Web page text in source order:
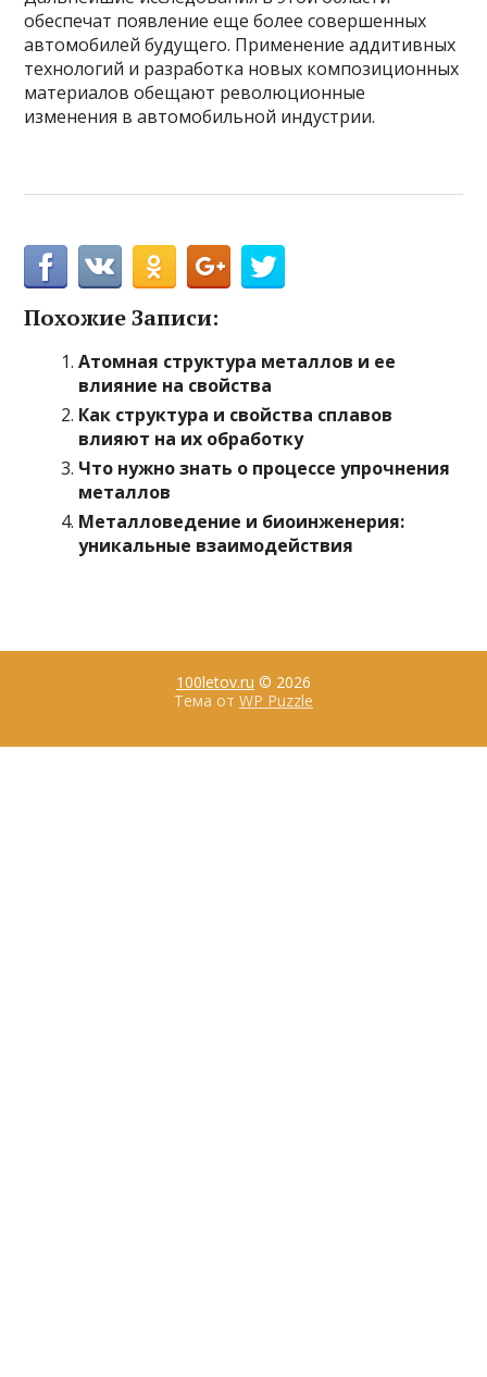
обеспечат появление еще более совершенных
автомобилей будущего. Применение аддитивных
технологий и разработка новых композиционных
материалов обещают революционные
изменения в автомобильной индустрии.
Похожие Записи:
Атомная структура металлов и ее
влияние на свойства
Как структура и свойства сплавов
влияют на их обработку
Что нужно знать о процессе упрочнения
металлов
Металловедение и биоинженерия:
уникальные взаимодействия
100letov.ru © 2026
Тема от WP Puzzle